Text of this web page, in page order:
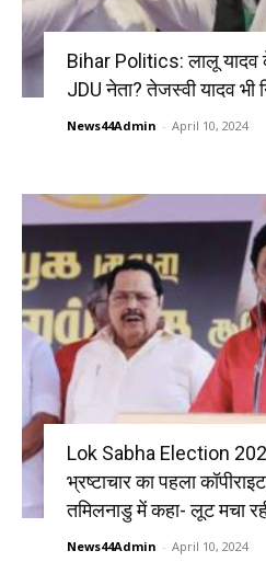
Bihar Politics: लालू यादव
JDU नेता? तेजस्वी यादव भी
News44Admin - April 10, 2024
Lok Sabha Election
भ्रष्टाचार का पहला
तमिलनाडु में कहा- लूट मचा
News44Admin - April 10, 2024